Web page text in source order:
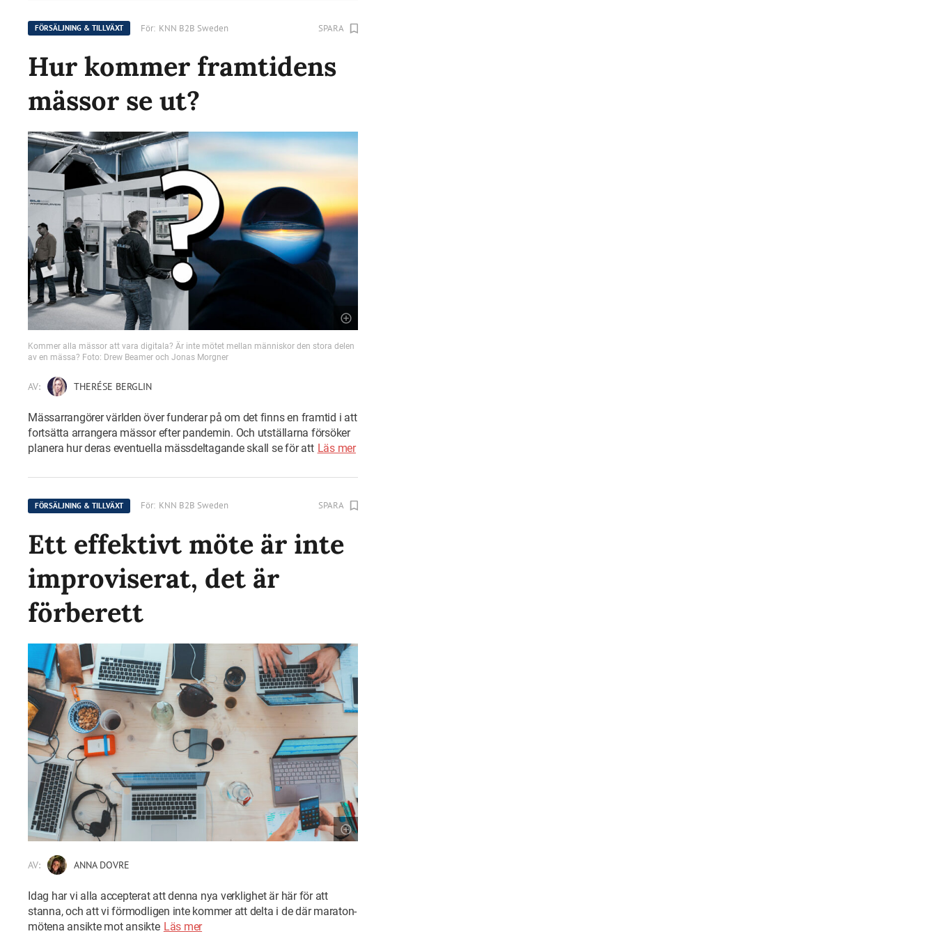
FÖRSÄLJNING & TILLVÄXT För: KNN B2B Sweden SPARA
Hur kommer framtidens
mässor se ut?
Kommer alla mässor att vara digitala? Är inte mötet mellan människor den stora delen
av en mässa? Foto: Drew Beamer och Jonas Morgner
AV: THERÉSE BERGLIN
Mässarrangörer världen över funderar på om det finns en framtid i att
fortsätta arrangera mässor efter pandemin. Och utställarna försöker
planera hur deras eventuella mässdeltagande skall se för att Läs mer
FÖRSÄLJNING & TILLVÄXT För: KNN B2B Sweden SPARA
Ett effektivt möte är inte
improviserat, det är
förberett
AV: ANNA DOVRE
Idag har vi alla accepterat att denna nya verklighet är här för att
stanna, och att vi förmodligen inte kommer att delta i de där maraton-
mötena ansikte mot ansikte Läs mer